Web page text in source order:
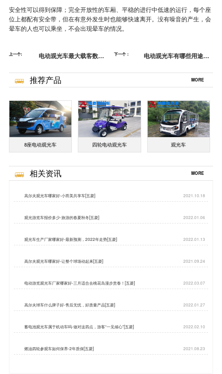
安全性可以得到保障；完全开放性的车厢、平稳的进行中低速的运行，每个座
位上都配有安全带，但在有意外发生时也能够快速离开。没有噪音的产生，会
晕车的人也可以乘坐，不会出现晕车的情况。
上一个:
电动观光车最大载客数是
道路牌吗？[五菱]
下一个：
电动观光车有哪些用途？-
推荐产品 MORE
8座电动观光车 四轮电动观光车 观光车
相关资讯 MORE
高尔夫观光车哪家好-小而美共享车[五菱] 2021.10.18
观光游览车报价多少-旅游的春夏秋冬[五菱] 2022.01.06
观光车生产厂家哪家好-最新预测，2022年走势[五菱] 2022.01.13
高尔夫观光车哪家好-让整个球场动起来[五菱] 2021.09.24
电动游览观光车厂家哪家好-三月适合去桃花岛漫步赏春！[五菱] 2022.03.07
高尔夫球车什么牌子好-售后无忧，好质量产品[五菱] 2022.01.27
蓄电池观光车属于机动车吗-做对这四点，游客“一见倾心”[五菱] 2022.02.10
燃油四轮参观车如何保养-2年质保[五菱] 2021.08.23